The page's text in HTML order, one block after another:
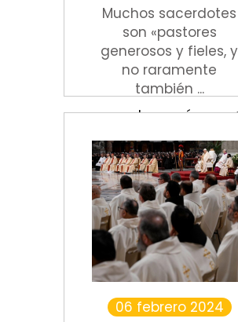
Muchos sacerdotes
son «pastores
generosos y fieles, y
no raramente
también ...
Leer más
06 febrero 2024